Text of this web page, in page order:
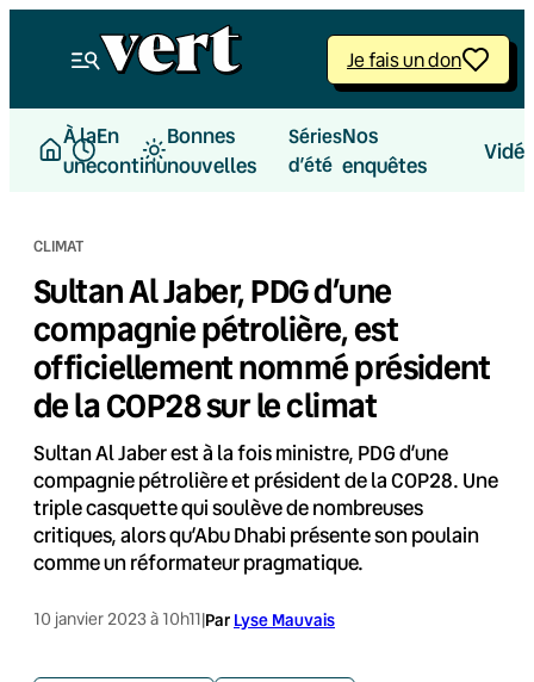
Je fais un don
À la
une
En
continu
Bonnes
nouvelles
Séries
d’été
Nos
enquêtes
CLIMAT
Sultan Al Jaber, PDG d’une
compagnie pétrolière, est
officiellement nommé président
de la COP28 sur le climat
Sultan Al Jaber est à la fois ministre, PDG d’une
compagnie pétrolière et président de la COP28. Une
triple casquette qui soulève de nombreuses
critiques, alors qu’Abu Dhabi présente son poulain
comme un réformateur pragmatique.
10 janvier 2023 à 10h11|Par Lyse Mauvais